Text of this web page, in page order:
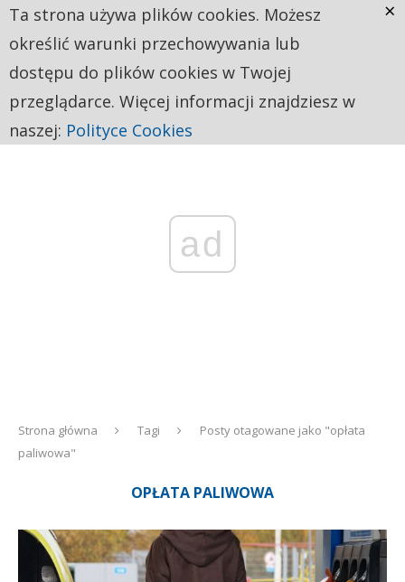
ad
Strona główna Tagi
Posty otagowane jako "opłata
paliwowa"
OPŁATA PALIWOWA
Ta strona używa plików cookies. Możesz
określić warunki przechowywania lub
dostępu do plików cookies w Twojej
przeglądarce. Więcej informacji znajdziesz w
naszej: Polityce Cookies
×